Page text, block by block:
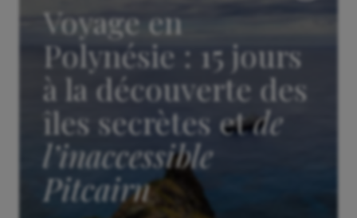
Voyage en
Polynésie : 15 jours
à la découverte des
îles secrètes etde
l’inaccessible
Pitcairn